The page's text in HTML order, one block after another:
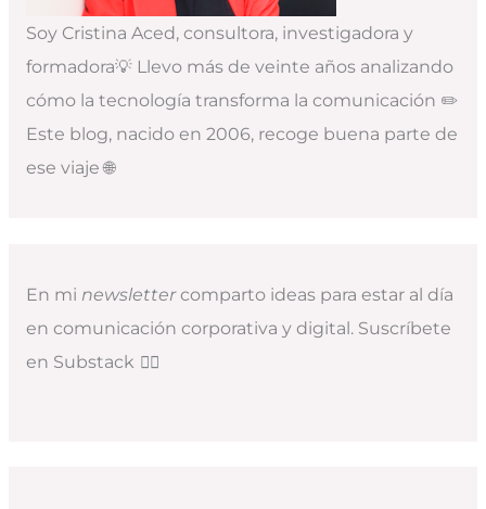
Soy Cristina Aced, consultora, investigadora y
formadora💡 Llevo más de veinte años analizando
cómo la tecnología transforma la comunicación ✏️
Este blog, nacido en 2006, recoge buena parte de
ese viaje 🌐
En mi newslettercomparto ideas para estar al día
en comunicación corporativa y digital. Suscríbete
en Substack 👇🏻